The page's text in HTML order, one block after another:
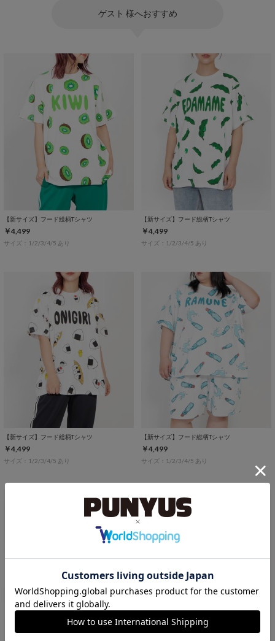
ゲスト 様へおすすめ
【新サイズ】フード総柄Tシャツ
￥4,499
サイズ：1/2/3/4/5 あり
【新サイズ】フード総柄Tシャツ
￥4,499
サイズ：1/2/3/4/5 あり
【新サイズ】フード総柄Tシャツ
￥4,499
サイズ：1/2/3/4/5 あり
【新サイズ】フード総柄Tシャツ
￥4,499
サイズ：1/2/3/4/5 あり